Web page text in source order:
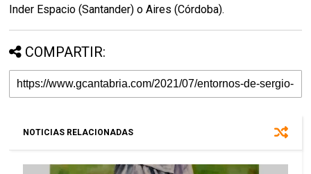
Inder Espacio (Santander) o Aires (Córdoba).
COMPARTIR:
NOTICIAS RELACIONADAS